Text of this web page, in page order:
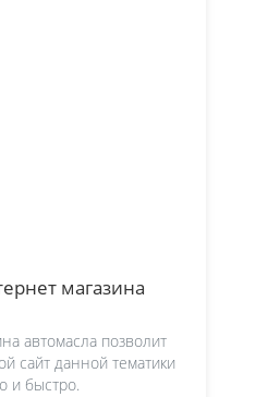
магазина
автомасла позволит
сайт данной тематики
и быстро.